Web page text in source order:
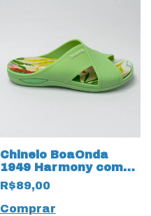
Chinelo BoaOnda
1949 Harmony com
palmilha Removível
Floral Verde
R$89,00
Comprar